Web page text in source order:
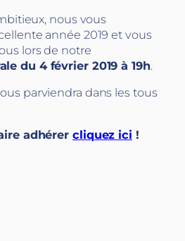
nous vous
année 2019 et vous
lors de notre
du 4 février 2019 à 19h.
parviendra dans les tous
adhérer cliquez ici !